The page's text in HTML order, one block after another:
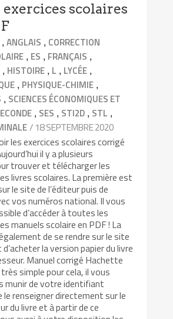
scolaires
,ANGLAIS , CORRECTION
, ES , FRANÇAIS ,
, HISTOIRE , L , LYCÉE ,
, PHYSIQUE-CHIMIE ,
, SCIENCES ÉCONOMIQUES ET
, SES , STI2D , STL ,
/ 18 SEPTEMBRE 2020
les exercices scolaires corrigé
il y a plusieurs
trouver et télécharger les
livres scolaires. La première est
le site de l’éditeur puis de
vos numéros national. Il vous
d’accéder à toutes les
manuels scolaire en PDF ! La
de se rendre sur le site
d’acheter la version papier du livre
Manuel corrigé Hachette
simple pour cela, il vous
munir de votre identifiant
renseigner directement sur le
du livre et à partir de ce